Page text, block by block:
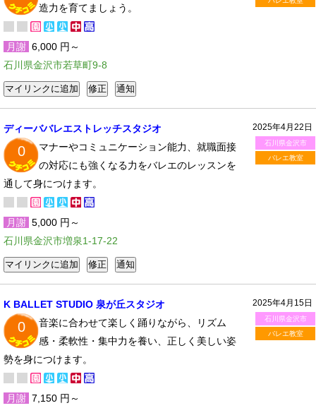
造力を育てましょう。
月謝 6,000 円～
石川県金沢市若草町9-8
2025年4月22日
石川県金沢市
バレエ教室
ディーババレエストレッチスタジオ
0
マナーやコミュニケーション能力、就職面接
の対応にも強くなる力をバレエのレッスンを
通して身につけます。
月謝 5,000 円～
石川県金沢市増泉1-17-22
2025年4月15日
石川県金沢市
バレエ教室
K BALLET STUDIO 泉が丘スタジオ
0
音楽に合わせて楽しく踊りながら、リズム
感・柔軟性・集中力を養い、正しく美しい姿
勢を身につけます。
月謝 7,150 円～